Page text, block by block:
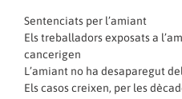
Sentenciats per l’amiant
Els treballadors exposats a
cancerigen
L’amiant no ha desaparegut
Els casos creixen, per les